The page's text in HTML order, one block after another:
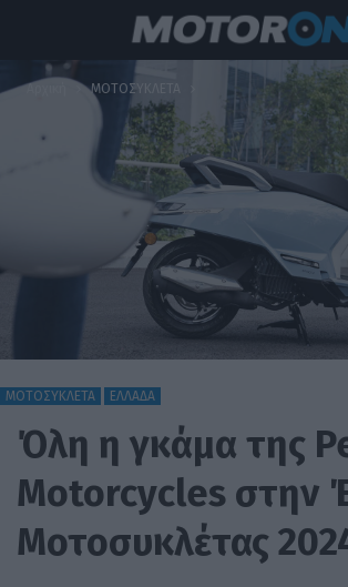
Αρχική ΜΟΤΟΣΥΚΛΕΤΑ
ΜΟΤΟΣΥΚΛΕΤΑ ΕΛΛΑΔΑ
Όλη η γκάμα της
Motorcycles στην
Μοτοσυκλέτας